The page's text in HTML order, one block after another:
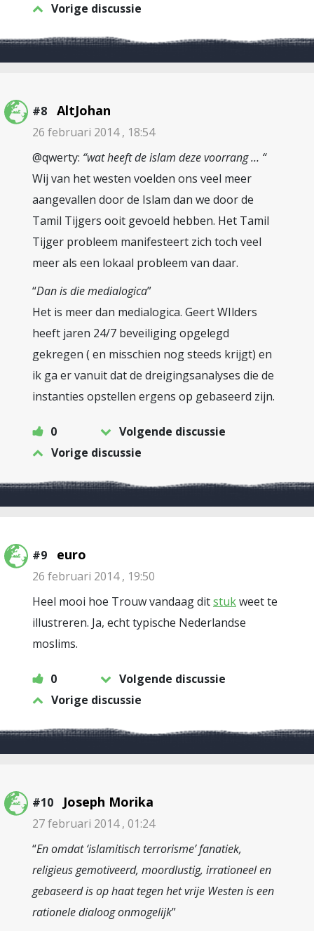
Vorige discussie
#8 AltJohan
26 februari 2014 , 18:54
@qwerty: “wat heeft de islam deze voorrang … “
Wij van het westen voelden ons veel meer
aangevallen door de Islam dan we door de
Tamil Tijgers ooit gevoeld hebben. Het Tamil
Tijger probleem manifesteert zich toch veel
meer als een lokaal probleem van daar.
“Dan is die medialogica”
Het is meer dan medialogica. Geert WIlders
heeft jaren 24/7 beveiliging opgelegd
gekregen ( en misschien nog steeds krijgt) en
ik ga er vanuit dat de dreigingsanalyses die de
instanties opstellen ergens op gebaseerd zijn.
0
Volgende discussie
Vorige discussie
#9 euro
26 februari 2014 , 19:50
Heel mooi hoe Trouw vandaag ditstukweet te
illustreren. Ja, echt typische Nederlandse
moslims.
0
Volgende discussie
Vorige discussie
#10 Joseph Morika
27 februari 2014 , 01:24
“En omdat ‘islamitisch terrorisme’ fanatiek,
religieus gemotiveerd, moordlustig, irrationeel en
gebaseerd is op haat tegen het vrije Westen is een
rationele dialoog onmogelijk”